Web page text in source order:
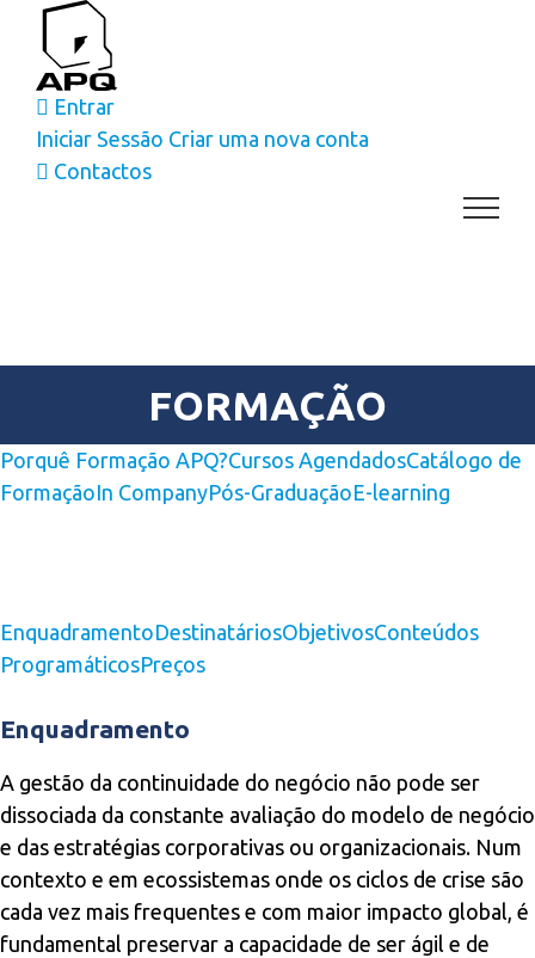
content
Entrar
Iniciar Sessão Criar uma nova conta
Contactos
FORMAÇÃO
Porquê Formação APQ?Cursos AgendadosCatálogo de
FormaçãoIn CompanyPós-GraduaçãoE-learning
EnquadramentoDestinatáriosObjetivosConteúdos
ProgramáticosPreços
Enquadramento
A gestão da continuidade do negócio não pode ser
dissociada da constante avaliação do modelo de negócio
e das estratégias corporativas ou organizacionais. Num
contexto e em ecossistemas onde os ciclos de crise são
cada vez mais frequentes e com maior impacto global, é
fundamental preservar a capacidade de ser ágil e de